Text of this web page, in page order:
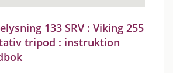
133 SRV : Viking 255
tripod : instruktion